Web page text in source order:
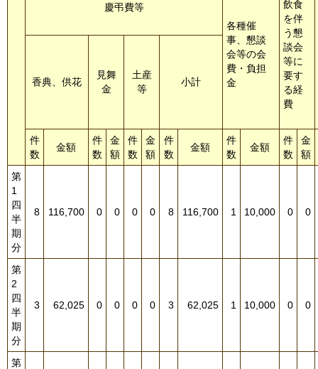
慶弔費等
各種催
事、懇談
会等の会
費・負担
金
飲食
を伴
う懇
談会
等に
要す
る経
費
香典、供花
見舞
金
土産
等
小計
件
数
金額
件
数
金
額
件
数
金
額
件
数
金額
件
数
金額
件
数
金
額
第
1
四
半
期
分
8 116,700 0 0 0 0 8 116,700 1 10,000 0 0
第
2
四
半
期
分
3 62,025 0 0 0 0 3 62,025 1 10,000 0 0
第